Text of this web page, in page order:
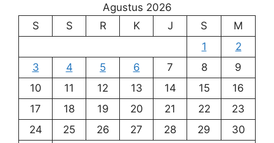
Agustus 2026
S
S R K J S
M
1
2
3
4 5 6 7 8
9
10
11 12 13 14 15
16
17
18 19 20 21 22
23
24
25 26 27 28 29
30